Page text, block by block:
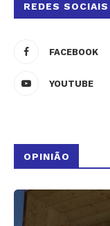
REDES SOCIAIS
FACEBOOK
YOUTUBE
OPINIÃO